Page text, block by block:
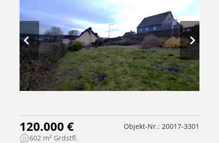
120.000 €
Objekt-Nr.: 20017-3301
602 m² Grdstfl.